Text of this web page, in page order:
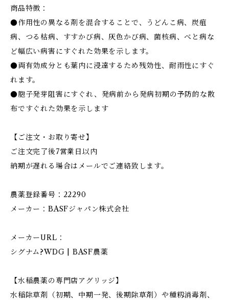
商品特徴：
●作用性の異なる剤を混合することで、うどんこ病、炭疽
病、つる枯病、すすかび病、灰色かび病、菌核病、べと病な
ど幅広い病害にすぐれた効果を示します。
●両有効成分とも葉内に浸達するため残効性、耐雨性にすぐ
れます。
●胞子発芽阻害にすぐれ、発病前から発病初期の予防的な散
布ですぐれた効果を示します
【ご注文・お取り寄せ】
ご注文完了後7営業日以内
納期が遅れる場合はメールでご連絡致します。
農薬登録番号：22290
メーカー：BASFジャパン株式会社
メーカーURL：
シグナム?WDG | BASF農薬
【水稲農薬の専門店アグリッジ】
水稲除草剤（初期、中期一発、後期除草剤）や種籾消毒剤、